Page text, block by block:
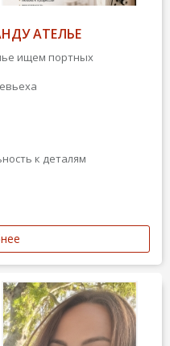
АТЕЛЬЕ
ищем портных
к деталям